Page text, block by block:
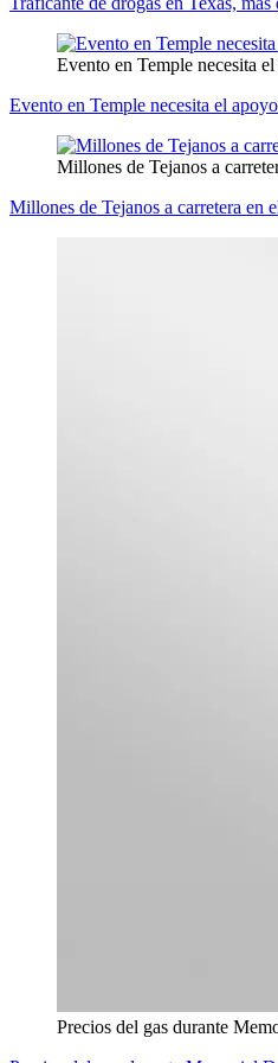
Evento en Temple necesita
Evento en Temple necesita el
Millones de Tejanos a
Millones de Tejanos a carretera en
Precios del gas durante